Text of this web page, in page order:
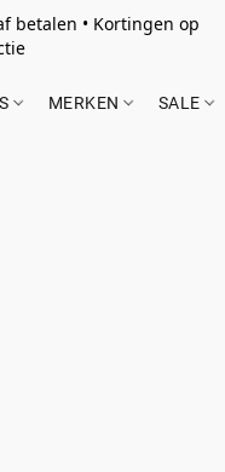
betalen • Kortingen op
MERKEN SALE